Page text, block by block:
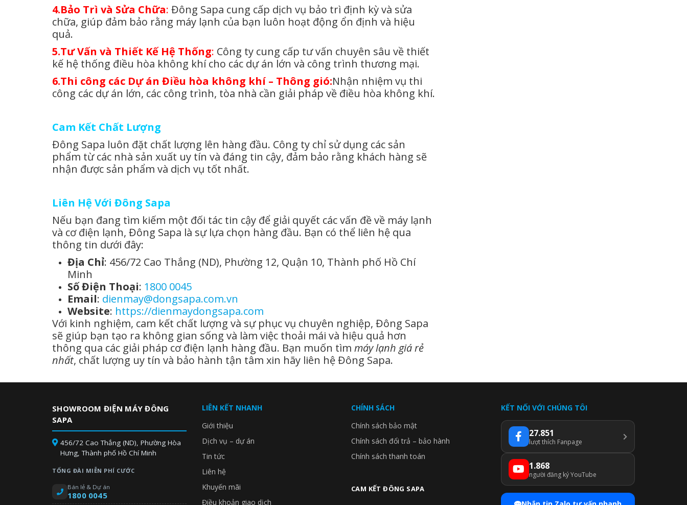
4.Bảo Trì và Sửa Chữa: Đông Sapa cung cấp dịch vụ bảo trì định kỳ và sửa
chữa, giúp đảm bảo rằng máy lạnh của bạn luôn hoạt động ổn định và hiệu
quả.
5.Tư Vấn và Thiết Kế Hệ Thống: Công ty cung cấp tư vấn chuyên sâu về thiết
kế hệ thống điều hòa không khí cho các dự án lớn và công trình thương mại.
6.Thi công các Dự án Điều hòa không khí – Thông gió:Nhận nhiệm vụ thi
công các dự án lớn, các công trình, tòa nhà cần giải pháp về điều hòa không khí.
Cam Kết Chất Lượng
Đông Sapa luôn đặt chất lượng lên hàng đầu. Công ty chỉ sử dụng các sản
phẩm từ các nhà sản xuất uy tín và đáng tin cậy, đảm bảo rằng khách hàng sẽ
nhận được sản phẩm và dịch vụ tốt nhất.
Liên Hệ Với Đông Sapa
Nếu bạn đang tìm kiếm một đối tác tin cậy để giải quyết các vấn đề về máy lạnh
và cơ điện lạnh, Đông Sapa là sự lựa chọn hàng đầu. Bạn có thể liên hệ qua
thông tin dưới đây:
Địa Chỉ: 456/72 Cao Thắng (ND), Phường 12, Quận 10, Thành phố Hồ Chí
Minh
Số Điện Thoại: 1800 0045
Email: dienmay@dongsapa.com.vn
Website: https://dienmaydongsapa.com
Với kinh nghiệm, cam kết chất lượng và sự phục vụ chuyên nghiệp, Đông Sapa
sẽ giúp bạn tạo ra không gian sống và làm việc thoải mái và hiệu quả hơn
thông qua các giải pháp cơ điện lạnh hàng đầu. Bạn muốn tìm máy lạnh giá rẻ
nhất, chất lượng uy tín và bảo hành tận tâm xin hãy liên hệ Đông Sapa.
SHOWROOM ĐIỆN MÁY ĐÔNG
SAPA
456/72 Cao Thắng (ND), Phường Hòa
Hưng, Thành phố Hồ Chí Minh
TỔNG ĐÀI MIỄN PHÍ CƯỚC
Bán lẻ & Dự án
1800 0045
LIÊN KẾT NHANH
Giới thiệu
Dịch vụ – dự án
Tin tức
Liên hệ
Khuyến mãi
Điều khoản giao dịch
CHÍNH SÁCH
Chính sách bảo mật
Chính sách đổi trả – bảo hành
Chính sách thanh toán
CAM KẾT ĐÔNG SAPA
KẾT NỐI VỚI CHÚNG TÔI
27.851
lượt thích Fanpage
1.868
người đăng ký YouTube